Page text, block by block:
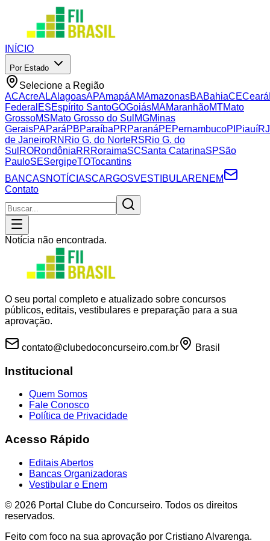
INÍCIO
Por Estado
Selecione a Região
ACAcreALAlagoasAPAmapáAMAmazonasBABahiaCECeará
Federal ESEspírito SantoGOGoiásMAMaranhãoMTMato
GrossoMSMato Grosso do Sul MGMinas
GeraisPAParáPBParaíbaPRParanáPEPernambucoPI PiauíRJ
de JaneiroRN Rio G. do NorteRSRio G. do
Sul RORondôniaRRRoraimaSCSanta CatarinaSPSão
PauloSESergipeTOTocantins
BANCASNOTÍCIASCARGOSVESTIBULARENEM
Contato
Notícia não encontrada.
O seu portal completo e atualizado sobre concursos
públicos, editais, vestibulares e preparação para a sua
aprovação.
contato@clubedoconcurseiro.com.br Brasil
Institucional
Quem Somos
Fale Conosco
Política de Privacidade
Acesso Rápido
Editais Abertos
Bancas Organizadoras
Vestibular e Enem
© 2026 Portal Clube do Concurseiro. Todos os direitos
reservados.
Feito com foco na sua aprovação por Cristiano Alvarenga.